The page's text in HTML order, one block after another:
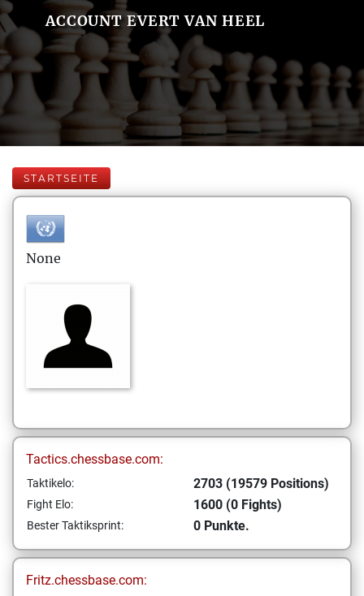
ACCOUNT EVERT VAN HEEL
STARTSEITE
None
Tactics.chessbase.com:
Taktikelo: 2703 (19579 Positions)
Fight Elo: 1600 (0 Fights)
Bester Taktiksprint: 0 Punkte.
Fritz.chessbase.com: